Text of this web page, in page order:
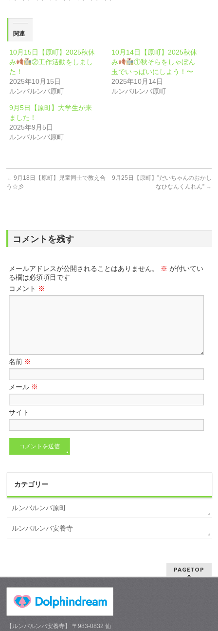
関連
10月15日【原町】2025秋休
み
②工作活動をしまし
た！
2025年10月15日
ルンバルンバ原町
10月14日【原町】2025秋休
み
①秋そらをしゃぼん
玉でいっぱいにしよう！〜
2025年10月14日
ルンバルンバ原町
9月5日【原町】大学生が来
ました！
2025年9月5日
ルンバルンバ原町
← 9月18日【原町】児童同士で教え合
う☆彡
9月25日【原町】”だいちゃんのおかし
なひなんくんれん” →
コメントを残す
メールアドレスが公開されることはありません。 ※ が付いてい
る欄は必須項目です
コメント ※
名前 ※
メール ※
サイト
カテゴリー
ルンバルンバ原町
ルンバルンバ安養寺
PAGETOP
【ルンバルンバ安養寺】 〒983-0832 仙